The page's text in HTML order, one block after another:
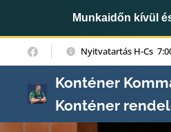
Munkaidőn kívül
Nyitvatartás H-Cs
Konténer
Konténer